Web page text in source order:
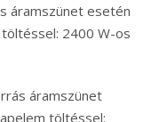
áramszünet esetén
2400 W-os
áramszünet
töltéssel: